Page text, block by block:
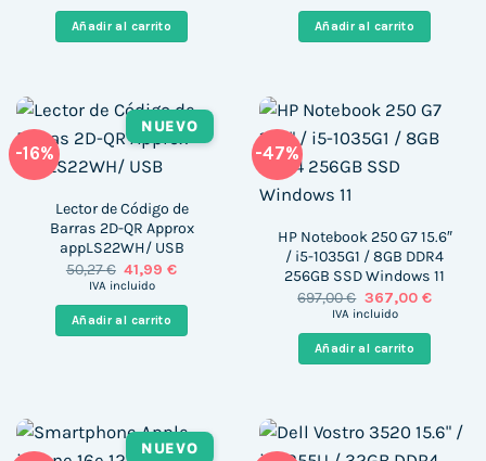
era:
1.018,00 €.
Añadir al carrito
era:
880,54 €.
Añadir al carrito
-16%
NUEVO
Lector de Código de
Barras 2D-QR Approx
appLS22WH/ USB
50,27€ El
precio
era:
50,27 €.
41,99€El
es:
41,99 €.
IVA incluido
Añadir al carrito
-47%
HP Notebook 250 G7 15.6″
/ i5-1035G1 / 8GB DDR4
256GB SSD Windows 11
697,00€ El
precio
era:
697,00 €.
367,00 €El
es:
367,00
IVA incluido
Añadir al carrito
NUEVO